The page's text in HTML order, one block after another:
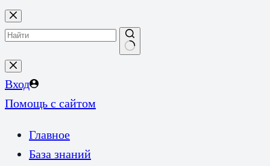
Перейти
к
Ничего
не
найдено
Вход
Помощь с сайтом
Главное
База знаний